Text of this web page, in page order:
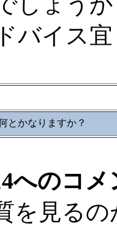
バイス
とかなりますか？
へのコメ
を見る